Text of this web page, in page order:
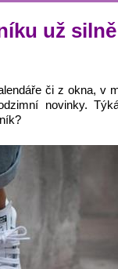
už silně
či z okna, v
novinky.